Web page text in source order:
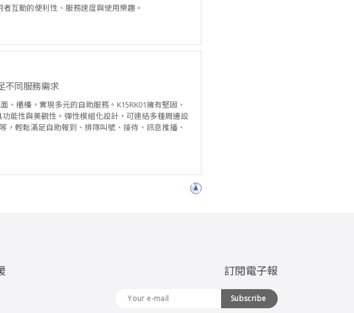
互動的便利性、服務速度與使用樂趣。
不同服務需求
、櫃檯，實現多元的自助服務。K15RK01擁有堅固、
能性與美觀性。彈性模組化設計，可連結多種周邊設
，輕鬆滿足自助報到、排隊叫號、接待、訊息推播、
訂閱電子報
Subscribe